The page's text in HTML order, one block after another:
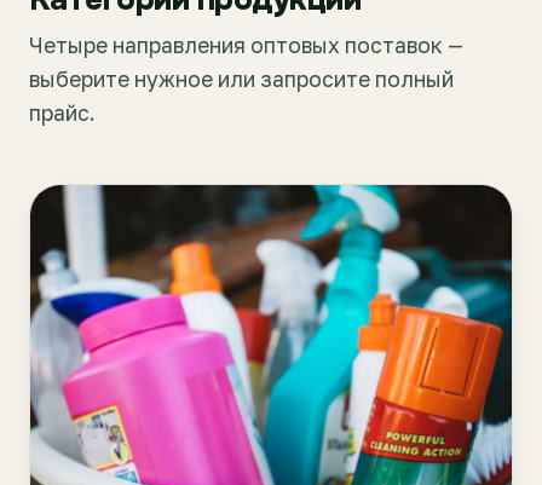
Четыре направления оптовых поставок —
выберите нужное или запросите полный
прайс.